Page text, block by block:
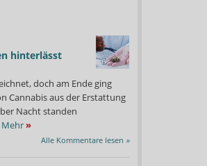
hinterlässt
doch am Ende ging
Cannabis aus der Erstattung
Nacht standen
Mehr»
Alle Kommentare lesen »